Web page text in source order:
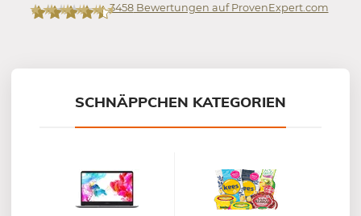
3458Bewertungen auf ProvenExpert.com
SCHNÄPPCHEN KATEGORIEN